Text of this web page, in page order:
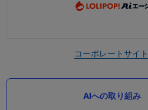
コーポレートサイト
AIへの取り組み